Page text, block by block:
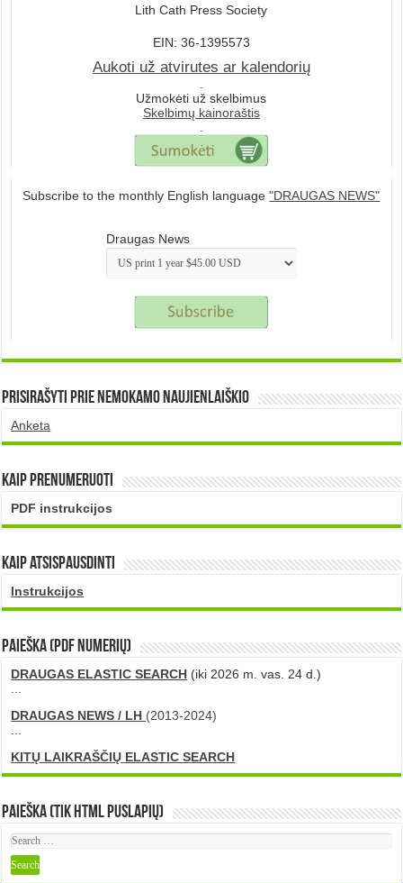
Lith Cath Press Society
EIN: 36-1395573
Aukoti už atvirutes ar kalendorių
Užmokėti už skelbimus
Skelbimų kainoraštis
Subscribe to the monthly English language"DRAUGAS NEWS"
Draugas News
Prisirašyti prie nemokamo naujienlaiškio
Anketa
Kaip prenumeruoti
PDF instrukcijos
Kaip atsispausdinti
Instrukcijos
PAIEŠKA (PDF numerių)
DRAUGAS ELASTIC SEARCH (iki 2026 m. vas. 24 d.)
DRAUGAS NEWS / LH (2013-2024)
KITŲ LAIKRAŠČIŲ ELASTIC SEARCH
Paieška (tik HTML puslapių)